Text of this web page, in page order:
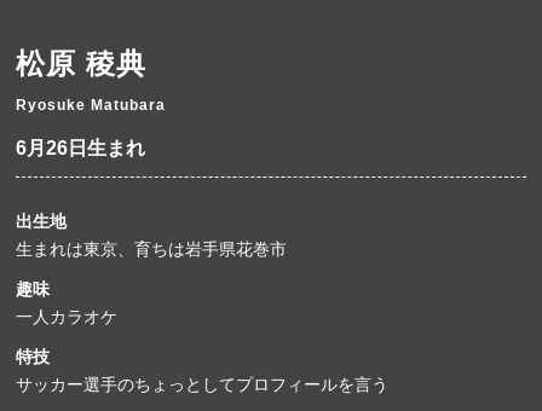
松原 稜典
Ryosuke Matubara
6月26日生まれ
出生地
生まれは東京、育ちは岩手県花巻市
趣味
一人カラオケ
特技
サッカー選手のちょっとしてプロフィールを言う